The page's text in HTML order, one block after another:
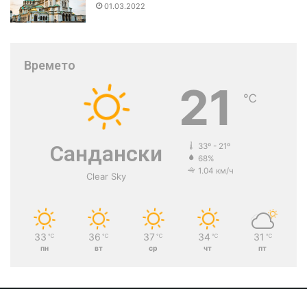
01.03.2022
Времето
Сандански
Clear Sky
21 ℃
33º - 21º
68%
1.04 км/ч
33 ℃
пн
36 ℃
вт
37 ℃
ср
34 ℃
чт
31 ℃
пт